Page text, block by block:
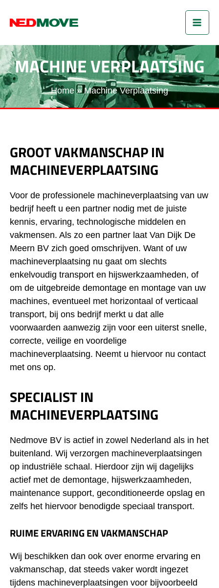
naar
inhoud
MACHINE VERPLAATSING
Home Machine Verplaatsing
GROOT VAKMANSCHAP IN
MACHINEVERPLAATSING
Voor de professionele machineverplaatsing van uw
bedrijf heeft u een partner nodig met de juiste
kennis, ervaring, technologische middelen en
vakmensen. Als zo een partner laat Van Dijk De
Meern BV zich goed omschrijven. Want of uw
machineverplaatsing nu gaat om slechts
enkelvoudig transport en hijswerkzaamheden, of
om de uitgebreide demontage en montage van uw
machines, eventueel met horizontaal of verticaal
transport, bij ons bedrijf merkt u dat alle
voorwaarden aanwezig zijn voor een uiterst snelle,
correcte, veilige en voordelige
machineverplaatsing. Neemt u hiervoor nu contact
met ons op.
SPECIALIST IN
MACHINEVERPLAATSING
Nedmove BV is actief in zowel Nederland als in het
buitenland. Wij verzorgen machineverplaatsingen
op industriële schaal. Hierdoor zijn wij dagelijks
actief met de demontage, hijswerkzaamheden,
maintenance support, geconditioneerde opslag en
zelfs het hiervoor benodigde speciaal transport.
RUIME ERVARING EN VAKMANSCHAP
Wij beschikken dan ook over enorme ervaring en
vakmanschap, dat steeds vaker wordt ingezet
tijdens machineverplaatsingen voor bijvoorbeeld